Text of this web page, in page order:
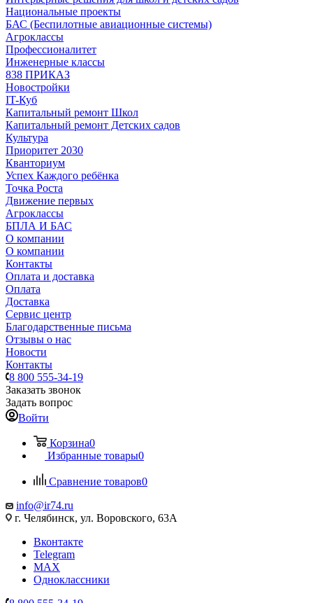
Национальные проекты
БАС (Беспилотные авиационные системы)
Агроклассы
Профессионалитет
Инженерные классы
838 ПРИКАЗ
Новостройки
IT-Куб
Капитальный ремонт Школ
Капитальный ремонт Детских садов
Культура
Приоритет 2030
Кванториум
Успех Каждого ребёнка
Точка Роста
Движение первых
Агроклассы
БПЛА И БАС
О компании
О компании
Контакты
Оплата и доставка
Оплата
Доставка
Сервис центр
Благодарственные письма
Отзывы о нас
Новости
Контакты
8 800 555-34-19
Заказать звонок
Задать вопрос
Войти
Корзина0
Избранные товары0
Сравнение товаров0
info@ir74.ru
г. Челябинск, ул. Воровского, 63А
Вконтакте
Telegram
MAX
Одноклассники